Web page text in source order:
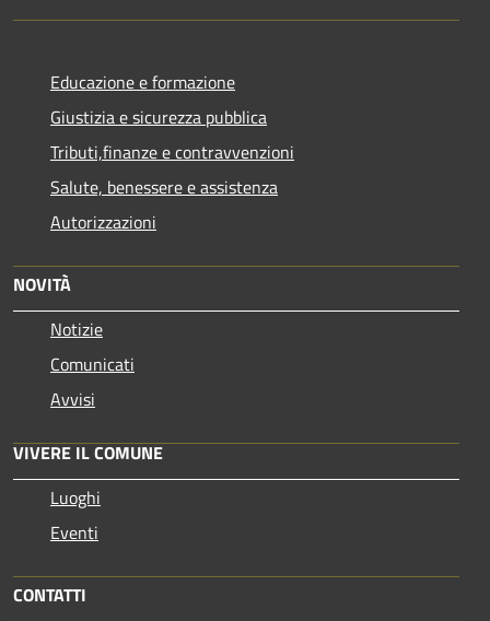
Educazione e formazione
Giustizia e sicurezza pubblica
Tributi,finanze e contravvenzioni
Salute, benessere e assistenza
Autorizzazioni
NOVITÀ
Notizie
Comunicati
Avvisi
VIVERE IL COMUNE
Luoghi
Eventi
CONTATTI